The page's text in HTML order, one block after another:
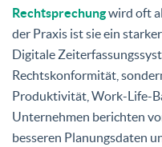
Rechtsprechungwird oft
der Praxis ist sie ein
Digitale
Rechtskonformität,
Produktivität, Work-Life-
Unternehmen berichten
besseren Planungsdaten